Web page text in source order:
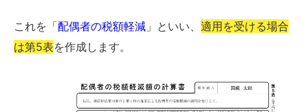
これを「配偶者の税額軽減 」といい、 適用を受ける場合
は第5表を作成します。